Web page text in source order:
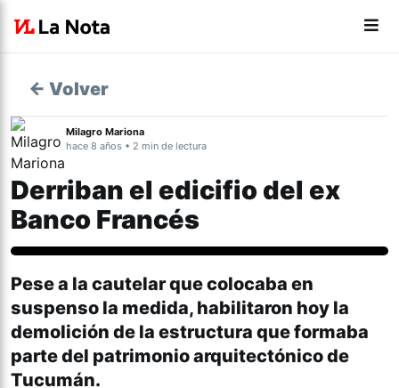
← Volver
Milagro Mariona
hace 8 años • 2 min de lectura
Derriban el edicifio del ex
Banco Francés
Pese a la cautelar que colocaba en
suspenso la medida, habilitaron hoy la
demolición de la estructura que formaba
parte del patrimonio arquitectónico de
Tucumán.